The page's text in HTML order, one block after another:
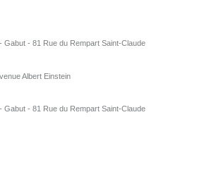
Gabut - 81 Rue du Rempart Saint-Claude
Albert Einstein
Gabut - 81 Rue du Rempart Saint-Claude